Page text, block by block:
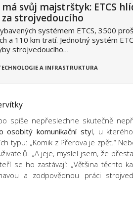
svůj majstrštyk: ETCS
strojvedoucího
systémem ETCS, 3500
a 110 km tratí. Jednotný systém
strojvedoucího…
A INFRASTRUKTURA
spíše nepřeslechne skutečně
osobitý komunikační styl, u
typu: „Komik z Přerova je zpět.“
„A jeje, myslel jsem, že
se ho zastávají: „Většina těchto
a zodpovědnou práci